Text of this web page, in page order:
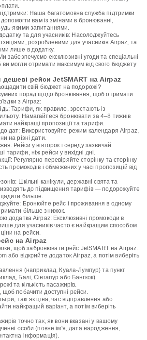
Наша багатомовна служба підтримки
допомогти вам із змінами в бронюванні,
якими запитаннями.
додатку та для учасників: Насолоджуйтесь
розробленими для учасників Airpaz, та
лише в додатку.
забезпечуємо ексклюзивні угоди та спеціальні
могли отримати максимум від свого бюджету
дешеві рейси JetSMART на Airpaz
свій бюджет на подорожі?
порад щодо бронювання, щоб отримати
з Airpaz:
Тарифи, як правило, зростають із
Намагайтеся бронювати за 4–8 тижнів
найкращі пропозиції та тарифи.
дат: Використовуйте режим календаря Airpaz,
на різні дати.
Рейси у вівторок і середу зазвичай
тарифи, ніж рейси у вихідні дні.
Регулярно перевіряйте сторінку та сторінку
промокодів і обмежених у часі пропозицій від
Шкільні канікули, державні свята та
до підвищення тарифів — подорожуйте
більше.
Бронюйте рейс і проживання в одному
більше знижок.
додатка Airpaz: Ексклюзивні промокоди в
для учасників часто є найкращим способом
на рейси.
на Airpaz
щоб забронювати рейс JetSMART на Airpaz:
або відкрийте додаток Airpaz, а потім виберіть
(наприклад, Куала-Лумпур) та пункт
Балі, Сінгапур або Бангкок).
та кількість пасажирів.
щоб побачити доступні рейси.
такі як ціна, час відправлення або
найкращий варіант, а потім виберіть
точно так, як вони вказані у вашому
особи (повне ім'я, дата народження,
інформація).